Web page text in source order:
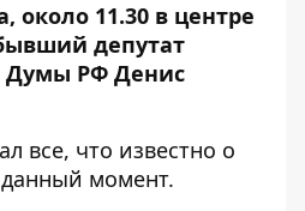
около 11.30 в центре
депутат
Думы РФ Денис
все, что известно о
момент.